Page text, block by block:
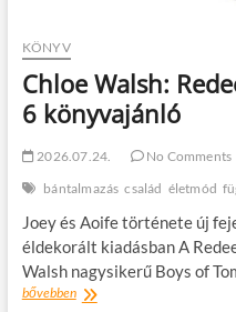
KÖNYV
Chloe Walsh:
6 könyvajánló
2026.07.24.
No Comments
bántalmazás család életmód
Joey és Aoife története új
éldekorált kiadásban A
Walsh nagysikerű Boys of
bővebbenChloe